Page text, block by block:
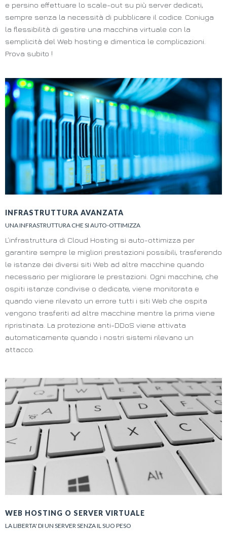
e persino effettuare lo scale-out su più server dedicati,
sempre senza la necessità di pubblicare il codice. Coniuga
la flessibilità di gestire una macchina virtuale con la
semplicità del Web hosting e dimentica le complicazioni.
Prova subito !
INFRASTRUTTURA AVANZATA
UNA INFRASTRUTTURA CHE SI AUTO-OTTIMIZZA
L’infrastruttura di Cloud Hosting si auto-ottimizza per
garantire sempre le migliori prestazioni possibili, trasferendo
le istanze dei diversi siti Web ad altre macchine quando
necessario per migliorare le prestazioni. Ogni macchine, che
ospiti istanze condivise o dedicate, viene monitorata e
quando viene rilevato un errore tutti i siti Web che ospita
vengono trasferiti ad altre macchine mentre la prima viene
ripristinata. La protezione anti-DDoS viene attivata
automaticamente quando i nostri sistemi rilevano un
attacco.
WEB HOSTING O SERVER VIRTUALE
LA LIBERTA' DI UN SERVER SENZA IL SUO PESO